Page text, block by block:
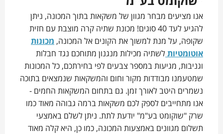
אנו מציעים מבחר מגוון של משקאות בתוך המכונה, ניתן
להגיע לעד 40 סוגים! מכונת שתיה קרה מוצבת עם חזית
שקופה, על מנת למשוך את הקונים אל המכונה, מכונות
אוטומטיות לשתיה מכילות מנגנון מתוחכם נגד חבלות
וגניבות, מגיעות במספר צבעים לפי בחירתכם, כל המכונות
שמטעמנו מבודדות מקור וחום והמשקאות שנמצאים בתוכה
נשמרים היטב לאורך זמן. גם בתחום המשקאות החמים -
אנו מתחייבים לספק לכם משקאות ברמה גבוהה מאוד כמו
שרק "שוקומט בע"מ" יודעת לתת. ניתן לשלם באמצעי
תשלום מגוונים באמצעות המכונה, כמו כן, היא קלה מאוד